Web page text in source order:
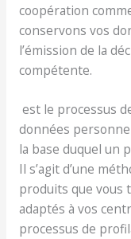
coopération
conservons vos
l’émission de la
compétente.
est le processus
données
la base duquel un
Il s’agit d’une
produits que vous
adaptés à vos
processus de